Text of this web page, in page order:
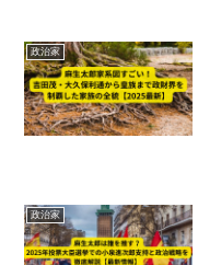
政治家
政治家